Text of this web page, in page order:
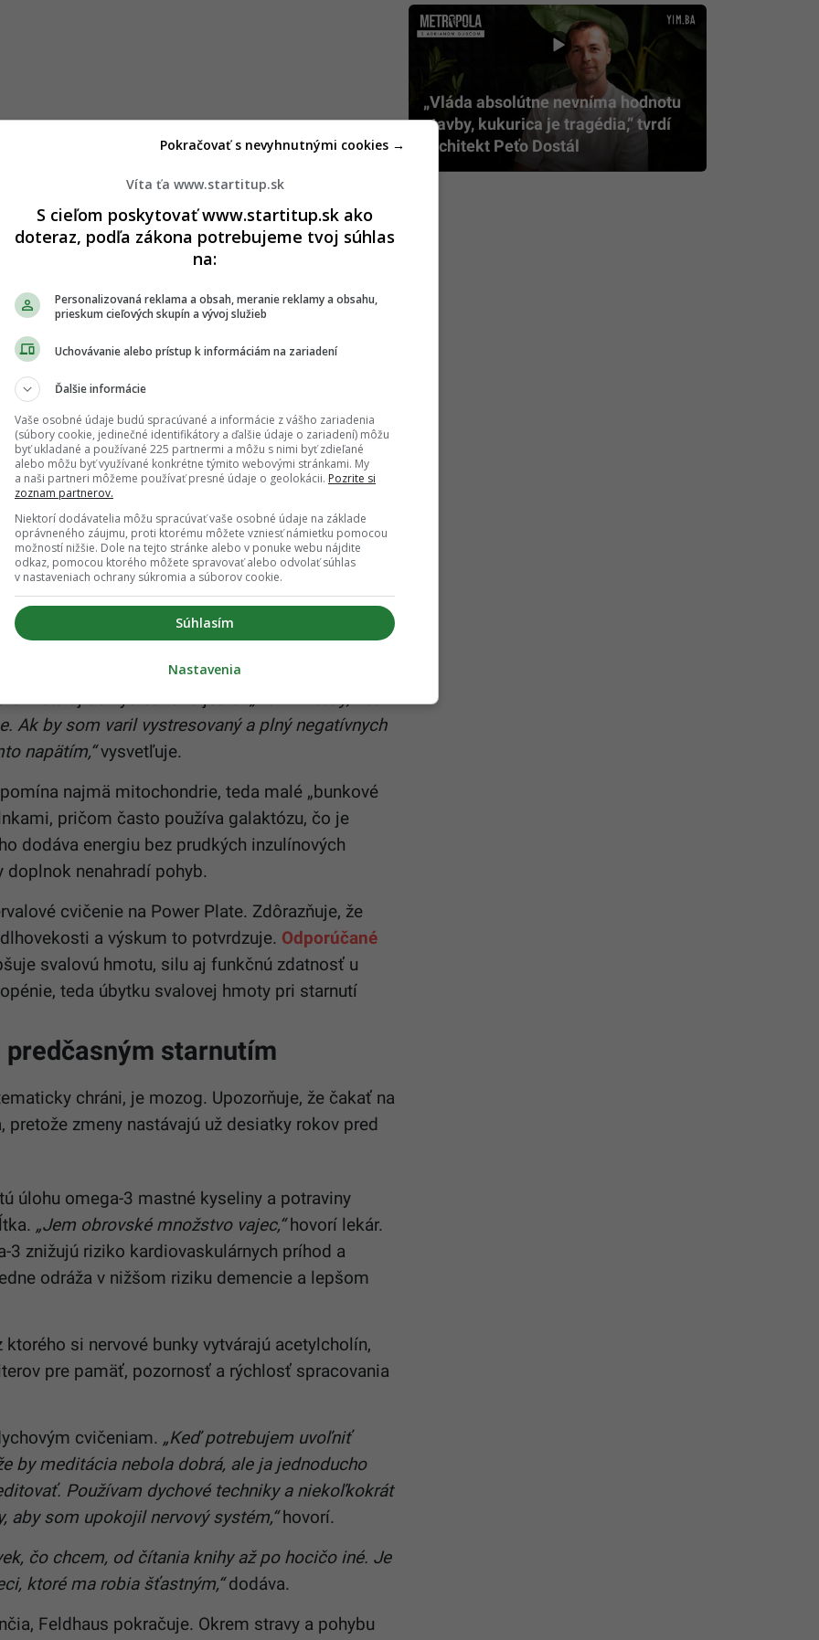
psychológie.
k vlastnému telu, zatiaľ čo flexibilnejší,
hmotnosti a menšiemu stresu. Správne
trest.
proteíny a tuky, napríklad švajčiarske syry a
si jogurty a podobné produkty. Jem aj
tmavom, a to kvôli chuti. Biely chlieb ma
hovorí lekár.
dozrieva.„Teraz máme zimu a jahody vo voľnej
jesť?“
pýta sa Feldhaus. Okrem toho je
aj do výsledného jedla.„Varím vtedy, keď
Ak by som varil vystresovaný a plný negatívnych
napätím,“vysvetľuje.
najmä mitochondrie, teda malé „bunkové
pričom často používa galaktózu, čo je
dodáva energiu bez prudkých inzulínových
doplnok nenahradí pohyb.
cvičenie na Power Plate. Zdôrazňuje, že
a výskum to potvrdzuje. Odporúčané
svalovú hmotu, silu aj funkčnú zdatnosť u
teda úbytku svalovej hmoty pri starnutí
starnutím
chráni, je mozog. Upozorňuje, že čakať na
pretože zmeny nastávajú už desiatky rokov pred
úlohu omega-3 mastné kyseliny a potraviny
„Jem obrovské množstvo vajec,“hovorí lekár.
3 znižujú riziko kardiovaskulárnych príhod a
odráža v nižšom riziku demencie a lepšom
ktorého si nervové bunky vytvárajú acetylcholín,
pre pamäť, pozornosť a rýchlosť spracovania
cvičeniam. „Keď potrebujem uvoľniť
by meditácia nebola dobrá, ale ja jednoducho
Používam dychové techniky a niekoľkokrát
aby som upokojil nervový systém,“hovorí.
čo chcem, od čítania knihy až po hocičo iné. Je
ktoré ma robia šťastným,“dodáva.
Feldhaus pokračuje. Okrem stravy a pohybu
„Vláda absolútne nevníma hodnotu
stavby, kukurica je tragédia,” tvrdí
architekt Peťo Dostál
Víta ťa www.startitup.sk
S cieľom poskytovať www.startitup.sk ako
doteraz, podľa zákona potrebujeme tvoj súhlas
na:
Personalizovaná reklama a obsah, meranie reklamy a obsahu,
prieskum cieľových skupín a vývoj služieb
Uchovávanie alebo prístup k informáciám na zariadení
Ďalšie informácie
Vaše osobné údaje budú spracúvané a informácie z vášho zariadenia
(súbory cookie, jedinečné identifikátory a ďalšie údaje o zariadení) môžu
byť ukladané a používané 225 partnermi a môžu s nimi byť zdieľané
alebo môžu byť využívané konkrétne týmito webovými stránkami. My
a naši partneri môžeme používať presné údaje o geolokácii. Pozrite si
zoznam partnerov.
Niektorí dodávatelia môžu spracúvať vaše osobné údaje na základe
oprávneného záujmu, proti ktorému môžete vzniesť námietku pomocou
možností nižšie. Dole na tejto stránke alebo v ponuke webu nájdite
odkaz, pomocou ktorého môžete spravovať alebo odvolať súhlas
v nastaveniach ochrany súkromia a súborov cookie.
Súhlasím
Pokračovať s nevyhnutnými cookies →
Nastavenia